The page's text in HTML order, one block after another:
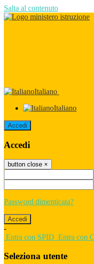
Salta al contenuto
Italiano
Italiano
Accedi
Accedi
button close ×
Password dimenticata?
-
Entra con SPID Entra con
Seleziona utente